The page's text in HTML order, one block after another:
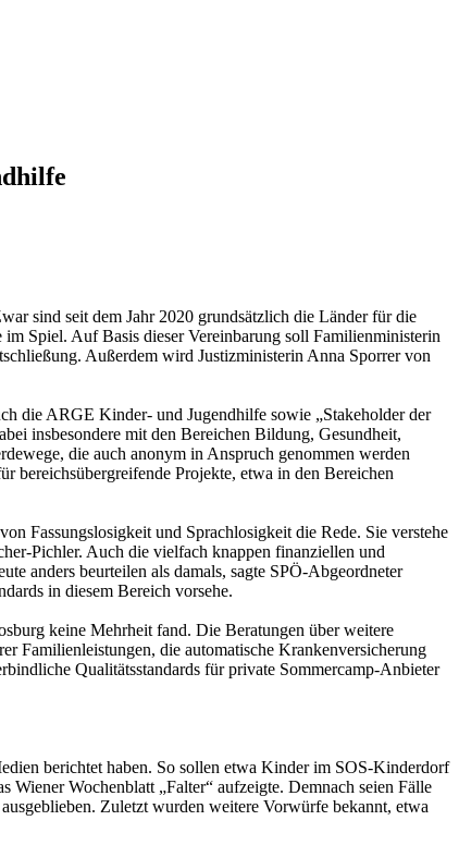
sind seit dem Jahr 2020 grundsätzlich die Länder für die
Spiel. Auf Basis dieser Vereinbarung soll Familienministerin
Außerdem wird Justizministerin Anna Sporrer von
die ARGE Kinder- und Jugendhilfe sowie „Stakeholder der
insbesondere mit den Bereichen Bildung, Gesundheit,
die auch anonym in Anspruch genommen werden
bereichsübergreifende Projekte, etwa in den Bereichen
Fassungslosigkeit und Sprachlosigkeit die Rede. Sie verstehe
Pichler. Auch die vielfach knappen finanziellen und
anders beurteilen als damals, sagte SPÖ-Abgeordneter
in diesem Bereich vorsehe.
keine Mehrheit fand. Die Beratungen über weitere
Familienleistungen, die automatische Krankenversicherung
Qualitätsstandards für private Sommercamp-Anbieter
berichtet haben. So sollen etwa Kinder im SOS-Kinderdorf
Wochenblatt „Falter“ aufzeigte. Demnach seien Fälle
Zuletzt wurden weitere Vorwürfe bekannt, etwa